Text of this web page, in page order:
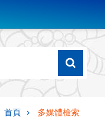
首頁 多媒體檢索